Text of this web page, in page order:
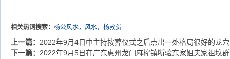
相关热词搜索： 杨公风水，风水，杨救贫
上一篇： 2022年9月4日中主持按葬仪式之后点出一处格局很好的龙穴
下一篇： 2022年9月5日在广东惠州龙门麻榨镇断验东家姐夫家祖坟群